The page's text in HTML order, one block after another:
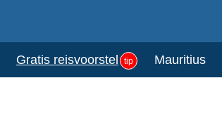
Gratis reisvoorstel tip Mauritius